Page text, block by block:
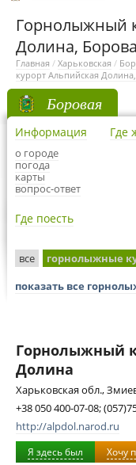
Горнолыжный
Долина,
Главная / Харьковская /
курорт Альпийская
Боровая
Информация
о городе
погода
карты
вопрос-ответ
Где
Где поесть
все горнолыжные
показать все
Горнолыжный
Долина
Харьковская обл.,
+38 050 400-07-08;
http://alpdol.narod.ru
Я здесь был Хочу